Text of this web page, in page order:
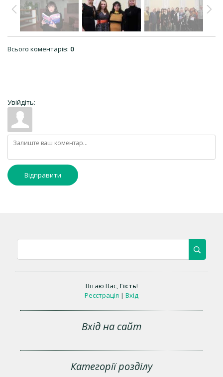
Всього коментарів: 0
Увійдіть:
Відправити
Вітаю Вас, Гість!
Реєстрація | Вхід
Вхід на сайт
Категорії розділу